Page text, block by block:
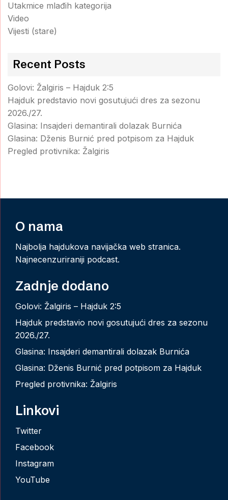
Utakmice mlađih kategorija
Video
Vijesti (stare)
Recent Posts
Golovi: Žalgiris – Hajduk 2:5
Hajduk predstavio novi gosutujući dres za sezonu
2026./27.
Glasina: Insajderi demantirali dolazak Burnića
Glasina: Dženis Burnić pred potpisom za Hajduk
Pregled protivnika: Žalgiris
O nama
Najbolja hajdukova navijačka web stranica.
Najnecenzuriraniji podcast.
Zadnje dodano
Golovi: Žalgiris – Hajduk 2:5
Hajduk predstavio novi gosutujući dres za sezonu
2026./27.
Glasina: Insajderi demantirali dolazak Burnića
Glasina: Dženis Burnić pred potpisom za Hajduk
Pregled protivnika: Žalgiris
Linkovi
Twitter
Facebook
Instagram
YouTube